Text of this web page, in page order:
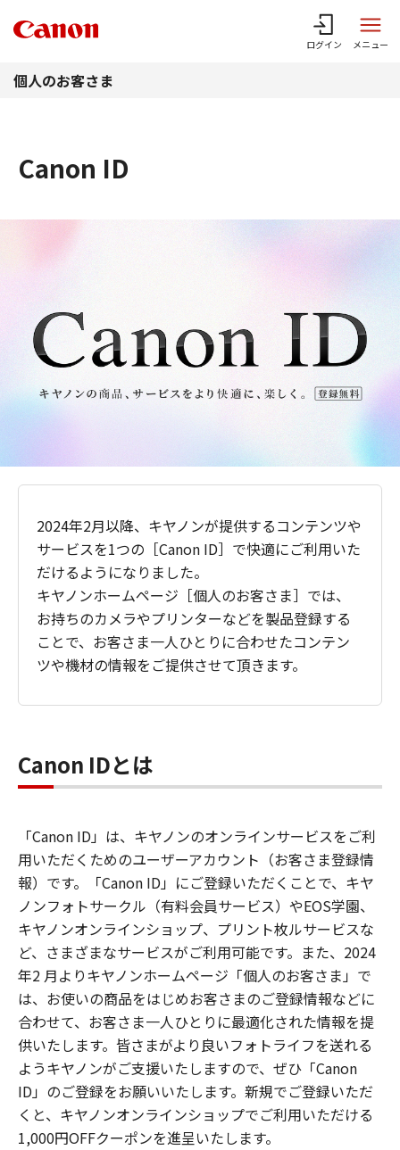
ログイン メニュー
個人のお客さま
Canon ID
2024年2月以降、キヤノンが提供するコンテンツや
サービスを1つの［Canon ID］で快適にご利用いた
だけるようになりました。
キヤノンホームページ［個人のお客さま］では、
お持ちのカメラやプリンターなどを製品登録する
ことで、お客さま一人ひとりに合わせたコンテン
ツや機材の情報をご提供させて頂きます。
Canon IDとは
「Canon ID」は、キヤノンのオンラインサービスをご利
用いただくためのユーザーアカウント（お客さま登録情
報）です。「Canon ID」にご登録いただくことで、キヤ
ノンフォトサークル（有料会員サービス）やEOS学園、
キヤノンオンラインショップ、プリント枚ルサービスな
ど、さまざまなサービスがご利用可能です。また、2024
年2 月よりキヤノンホームページ「個人のお客さま」で
は、お使いの商品をはじめお客さまのご登録情報などに
合わせて、お客さま一人ひとりに最適化された情報を提
供いたします。皆さまがより良いフォトライフを送れる
ようキヤノンがご支援いたしますので、ぜひ「Canon
ID」のご登録をお願いいたします。新規でご登録いただ
くと、キヤノンオンラインショップでご利用いただける
1,000円OFFクーポンを進呈いたします。